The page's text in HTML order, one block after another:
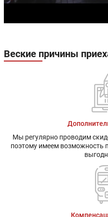
Веские причины
Мы регулярно проводим
поэтому имеем возможность